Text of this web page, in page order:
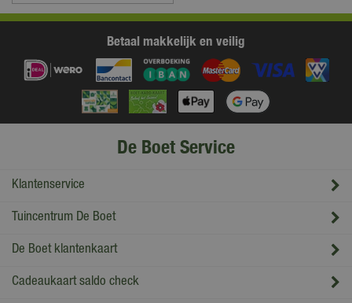
Betaal makkelijk en veilig
De Boet Service
Klantenservice
Tuincentrum De Boet
De Boet klantenkaart
Cadeaukaart saldo check